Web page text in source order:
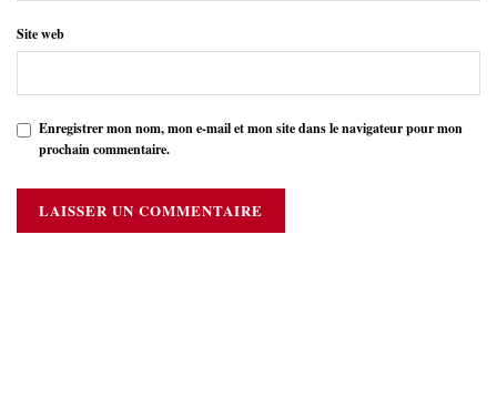
Site web
Enregistrer mon nom, mon e-mail et mon site dans le navigateur pour mon
prochain commentaire.